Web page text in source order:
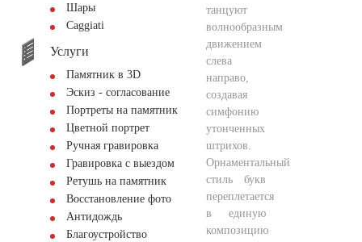
Шары
Сaggiati
Услуги
Памятник в 3D
Эскиз - согласование
Портреты на памятник
Цветной портрет
Ручная гравировка
Гравировка с выездом
Ретушь на памятник
Восстановление фото
Антидождь
Благоустройство
танцуют
волнообразным
движением
слева
направо,
создавая
симфонию
утонченных
штрихов.
Орнаментальный
стиль букв
переплетается
в единую
композицию